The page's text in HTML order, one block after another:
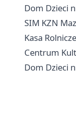
Dom Dzieci
SIM KZN
Kasa
Centrum
Dom Dzieci